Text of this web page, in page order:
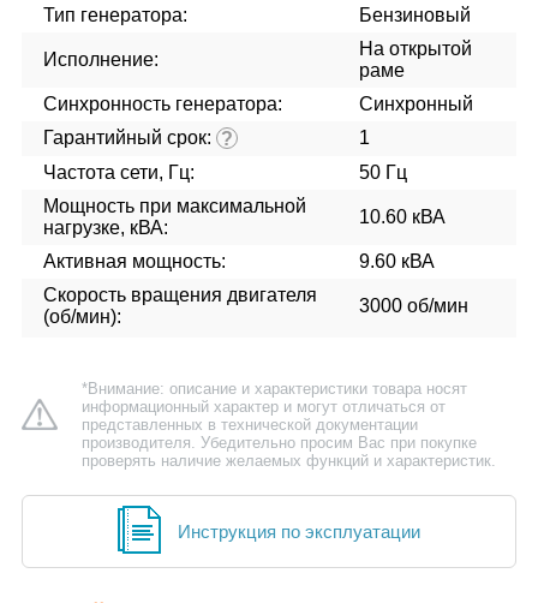
Тип генератора:
Бензиновый
Исполнение:
На открытой
раме
Синхронность генератора:
Синхронный
Гарантийный срок: ?
1
Частота сети, Гц:
50 Гц
Мощность при максимальной
нагрузке, кВА:
10.60 кВА
Активная мощность:
9.60 кВА
Скорость вращения двигателя
(об/мин):
3000 об/мин
*Внимание: описание и характеристики товара носят
информационный характер и могут отличаться от
представленных в технической документации
производителя. Убедительно просим Вас при покупке
проверять наличие желаемых функций и характеристик.
Инструкция по эксплуатации